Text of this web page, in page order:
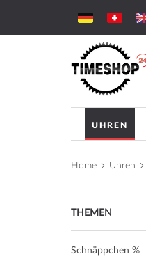
zum
Inhalt
UHREN
Home Uhren
THEMEN
Schnäppchen %